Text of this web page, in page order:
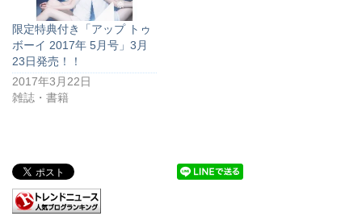
限定特典付き「アップ トゥ
ボーイ 2017年 5月号」3月
23日発売！！
2017年3月22日
雑誌・書籍